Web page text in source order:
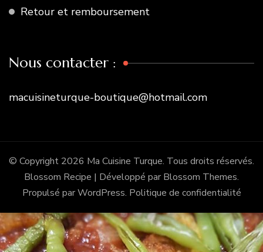
Retour et remboursement
Nous contacter :
macuisineturque-boutique@hotmail.com
© Copyright 2026 Ma Cuisine Turque. Tous droits réservés.
Blossom Recipe | Développé par Blossom Themes.
Propulsé parWordPress. Politique de confidentialité